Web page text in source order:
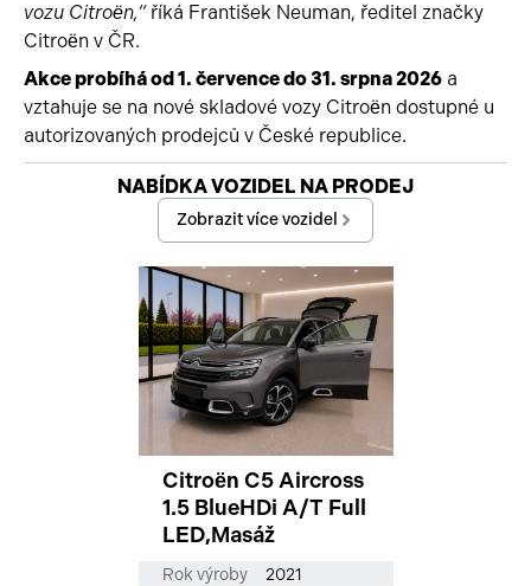
vozu Citroën,“říká František Neuman, ředitel značky
Citroën v ČR.
Akce probíhá od 1. července do 31. srpna 2026 a
vztahuje se na nové skladové vozy Citroën dostupné u
autorizovaných prodejců v České republice.
Začátek reklamy
NABÍDKA VOZIDEL NA PRODEJ
Zobrazit více vozidel
Citroën C5 Aircross
1.5 BlueHDi A/T Full
LED,Masáž
Rok výroby 2021